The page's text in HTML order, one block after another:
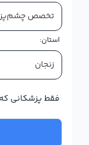
تخصص
استان:
زنجان
فقط پزشکانی